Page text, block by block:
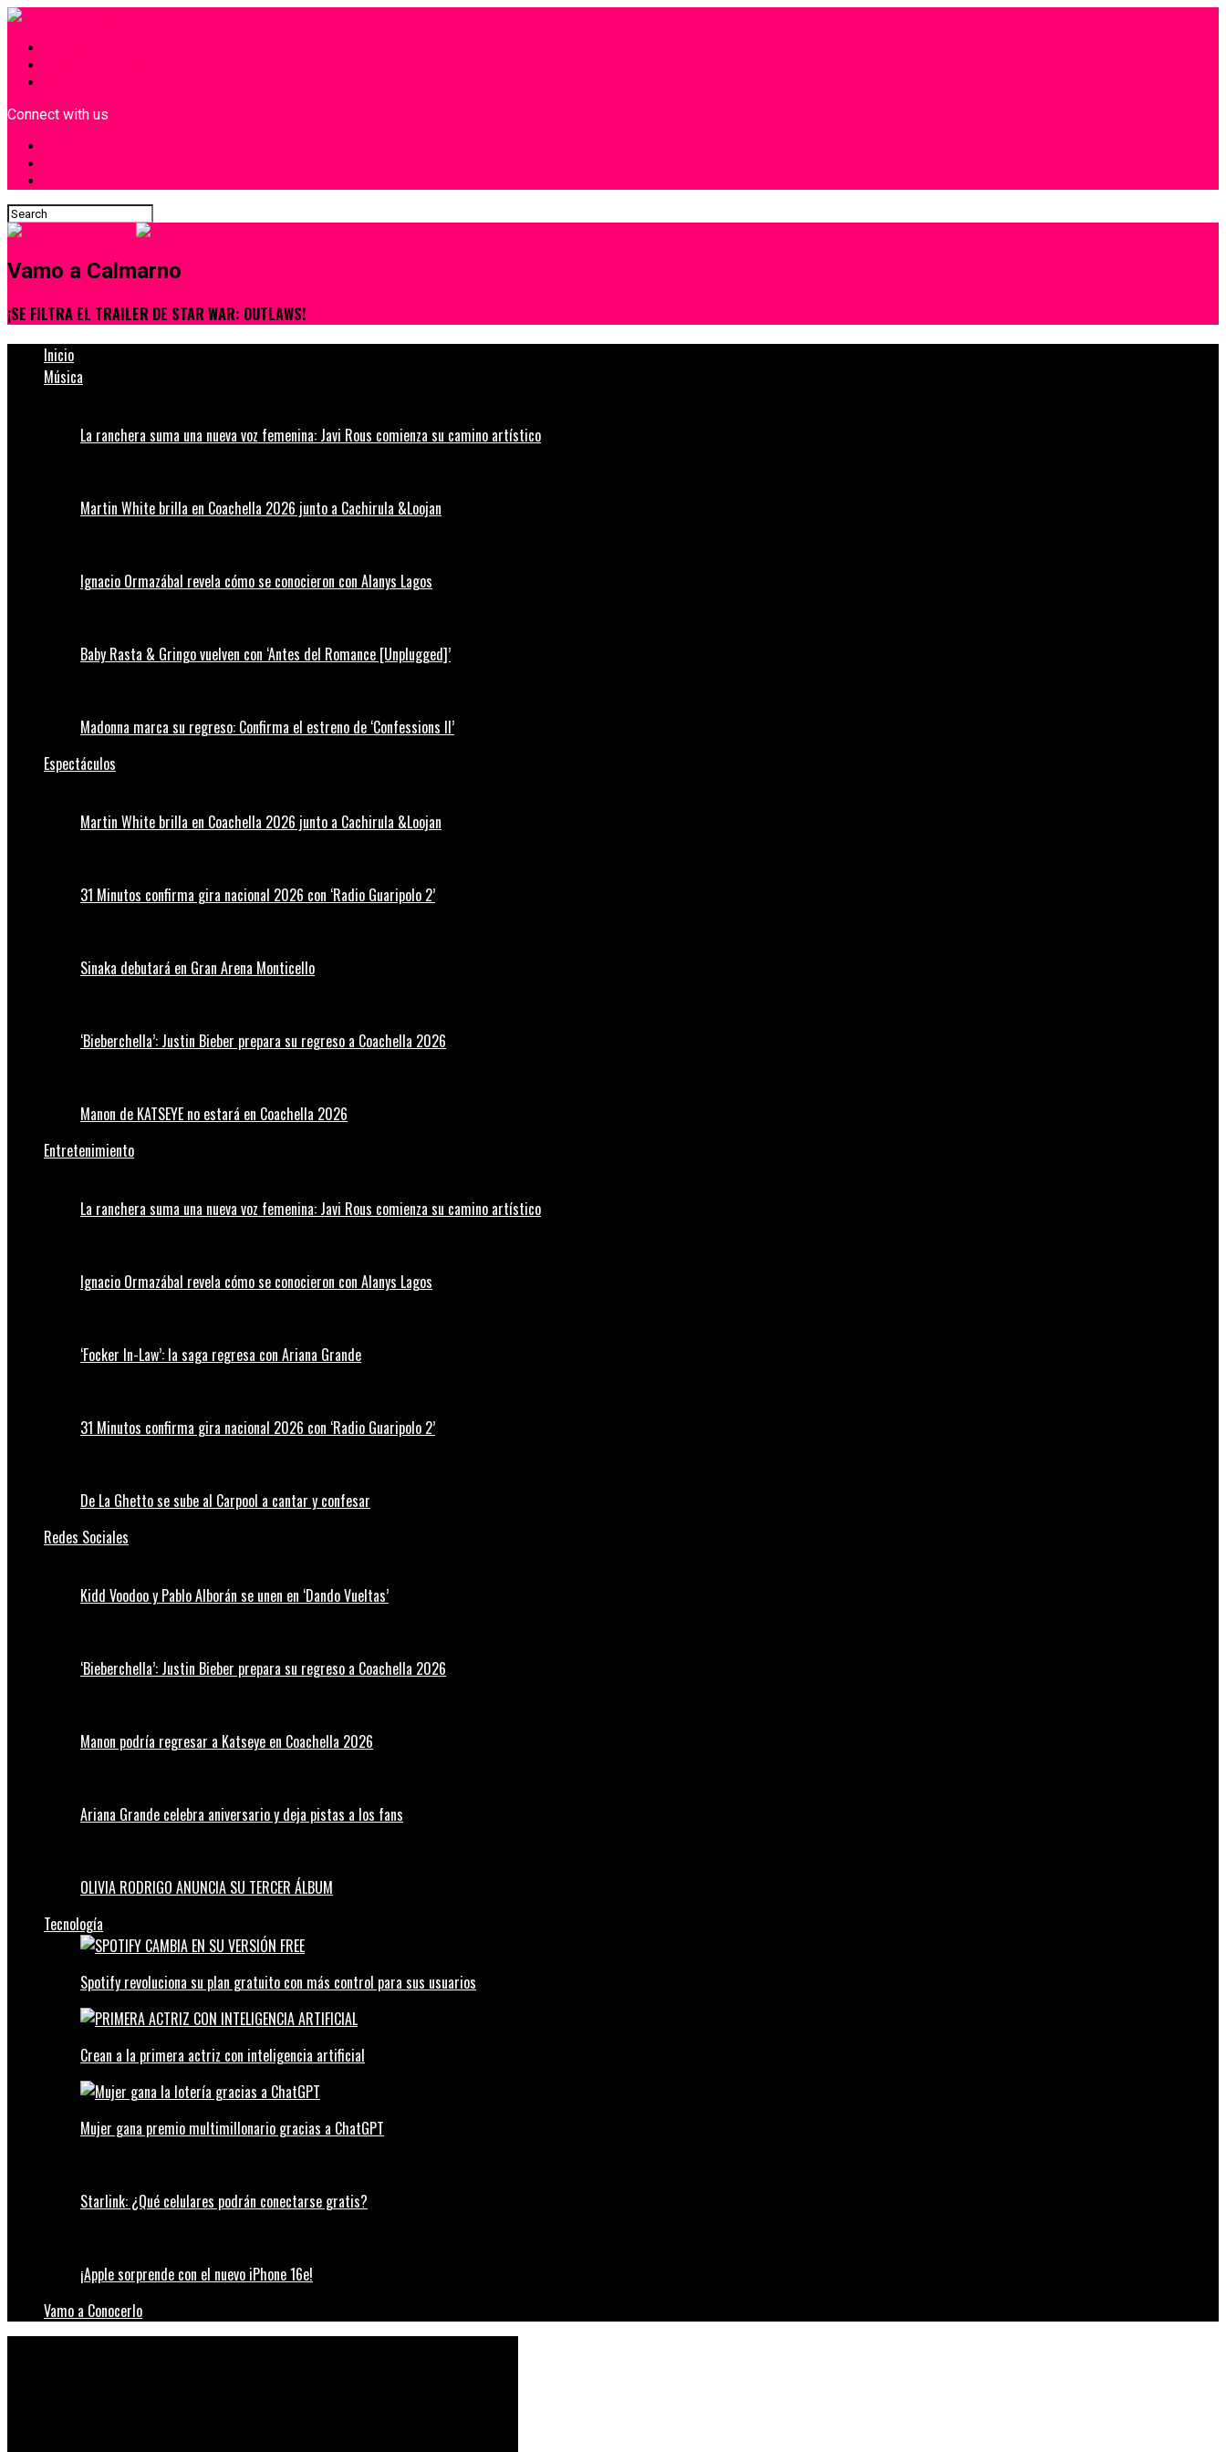
Connect with us
Vamo a Calmarno
¡SE FILTRA EL TRAILER DE STAR WAR: OUTLAWS!
Inicio
Música
La ranchera suma una nueva voz femenina: Javi Rous comienza su camino artístico
Martin White brilla en Coachella 2026 junto a Cachirula &Loojan
Ignacio Ormazábal revela cómo se conocieron con Alanys Lagos
Baby Rasta & Gringo vuelven con ‘Antes del Romance [Unplugged]’
Madonna marca su regreso: Confirma el estreno de ‘Confessions II’
Espectáculos
Martin White brilla en Coachella 2026 junto a Cachirula &Loojan
31 Minutos confirma gira nacional 2026 con ‘Radio Guaripolo 2’
Sinaka debutará en Gran Arena Monticello
‘Bieberchella’: Justin Bieber prepara su regreso a Coachella 2026
Manon de KATSEYE no estará en Coachella 2026
Entretenimiento
La ranchera suma una nueva voz femenina: Javi Rous comienza su camino artístico
Ignacio Ormazábal revela cómo se conocieron con Alanys Lagos
‘Focker In-Law’: la saga regresa con Ariana Grande
31 Minutos confirma gira nacional 2026 con ‘Radio Guaripolo 2’
De La Ghetto se sube al Carpool a cantar y confesar
Redes Sociales
Kidd Voodoo y Pablo Alborán se unen en ‘Dando Vueltas’
‘Bieberchella’: Justin Bieber prepara su regreso a Coachella 2026
Manon podría regresar a Katseye en Coachella 2026
Ariana Grande celebra aniversario y deja pistas a los fans
OLIVIA RODRIGO ANUNCIA SU TERCER ÁLBUM
Tecnología
Spotify revoluciona su plan gratuito con más control para sus usuarios
Crean a la primera actriz con inteligencia artificial
Mujer gana premio multimillonario gracias a ChatGPT
Starlink: ¿Qué celulares podrán conectarse gratis?
¡Apple sorprende con el nuevo iPhone 16e!
Vamo a Conocerlo